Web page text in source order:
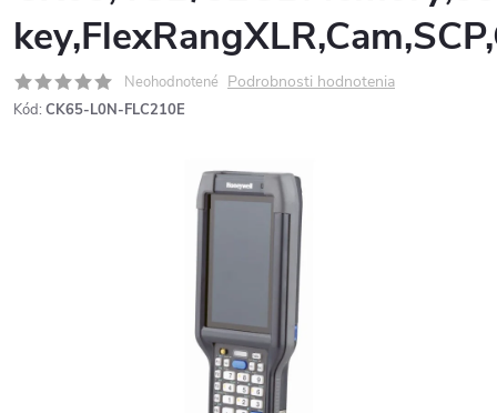
Neohodnotené Podrobnosti hodnotenia
Kód: CK65-L0N-FLC210E